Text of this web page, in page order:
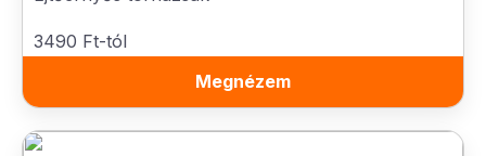
3490 Ft-tól
Megnézem